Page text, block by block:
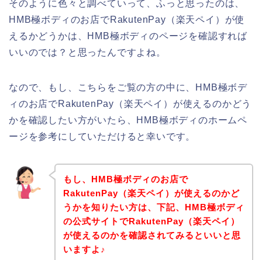
そのように色々と調べていって、ふっと思ったのは、
HMB極ボディのお店でRakutenPay（楽天ペイ）が使
えるかどうかは、HMB極ボディのページを確認すれば
いいのでは？と思ったんですよね。
なので、もし、こちらをご覧の方の中に、HMB極ボデ
ィのお店でRakutenPay（楽天ペイ）が使えるのかどう
かを確認したい方がいたら、HMB極ボディのホームペ
ージを参考にしていただけると幸いです。
もし、HMB極ボディのお店で
RakutenPay（楽天ペイ）が使えるのかど
うかを知りたい方は、下記、HMB極ボディ
の公式サイトでRakutenPay（楽天ペイ）
が使えるのかを確認されてみるといいと思
いますよ♪